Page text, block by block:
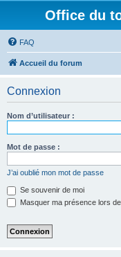
Office du
FAQ
Accueil du forum
Connexion
Nom d’utilisateur :
Mot de passe :
J’ai oublié mon mot de passe
Se souvenir de moi
Masquer ma présence lors